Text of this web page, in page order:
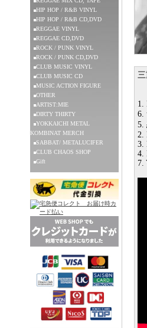
HIP HOP / R&B VINYL
HIP HOP / R&B CD,DVD
REGGAE VINYL
REGGAE CD,DVD
ROCK / PUNK VINYL
ROCK / PUNK CD,DVD
CLUB MUSIC VINYL
CLUB MUSIC CD
MUSIC ACTION FIGURE
OTHER
ARTIST:MIE
DIRTY THIRTY
YOKKAICHI METAL
KOMBINAT MERCH
SABBAT/ METALUCIFER
CLUB CHAOS SHOP
Gift
1.
6.
5.
2.
3.
4.
7.